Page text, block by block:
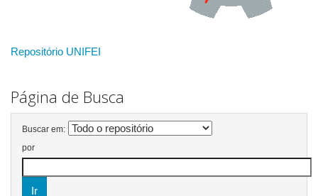
Repositório UNIFEI
Página de Busca
Buscar em:
por